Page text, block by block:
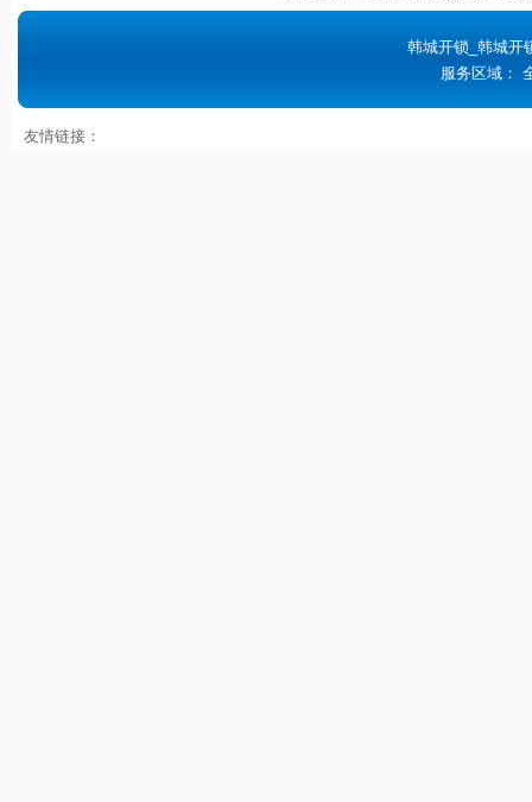
韩城开锁_韩城开
服务区域：
友情链接：